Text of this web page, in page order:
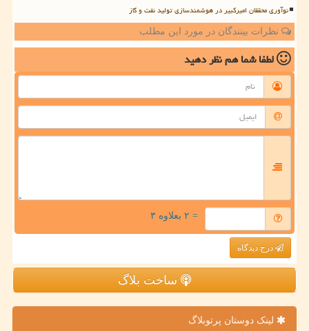
نوآوری محققان امیرکبیر در هوشمندسازی تولید نفت و گاز
نظرات بینندگان در مورد این مطلب
لطفا شما همنظر دهید
= ۲ بعلاوه ۳
درج دیدگاه
ساخت بلاگ
لینک دوستان پرتوبلاگ